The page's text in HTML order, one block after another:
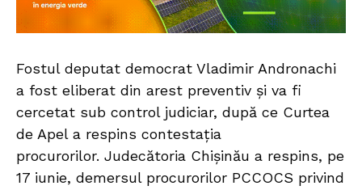
Fostul deputat democrat Vladimir Andronachi
a fost eliberat din arest preventiv și va fi
cercetat sub control judiciar, după ce Curtea
de Apel a respins contestația
procurorilor. Judecătoria Chișinău a respins, pe
17 iunie, demersul procurorilor PCCOCS privind